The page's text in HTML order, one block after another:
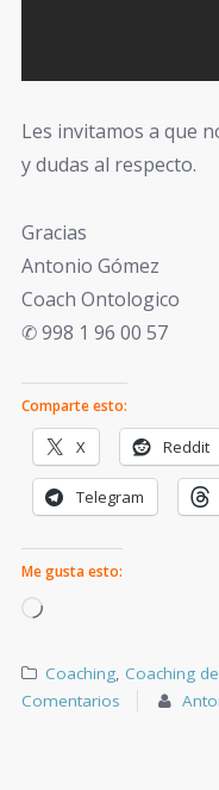
Les invitamos a que
y dudas al respecto.
Gracias
Antonio Gómez
Coach Ontologico
✆ 998 1 96 00 57
Comparte esto:
X Reddit
Telegram
Me gusta esto:
Coaching, Coaching
Comentarios